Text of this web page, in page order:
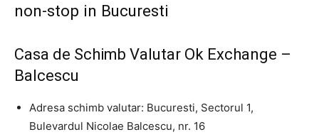
non-stop in Bucuresti
Casa de Schimb Valutar Ok Exchange –
Balcescu
Adresa schimb valutar: Bucuresti, Sectorul 1,
Bulevardul Nicolae Balcescu, nr. 16